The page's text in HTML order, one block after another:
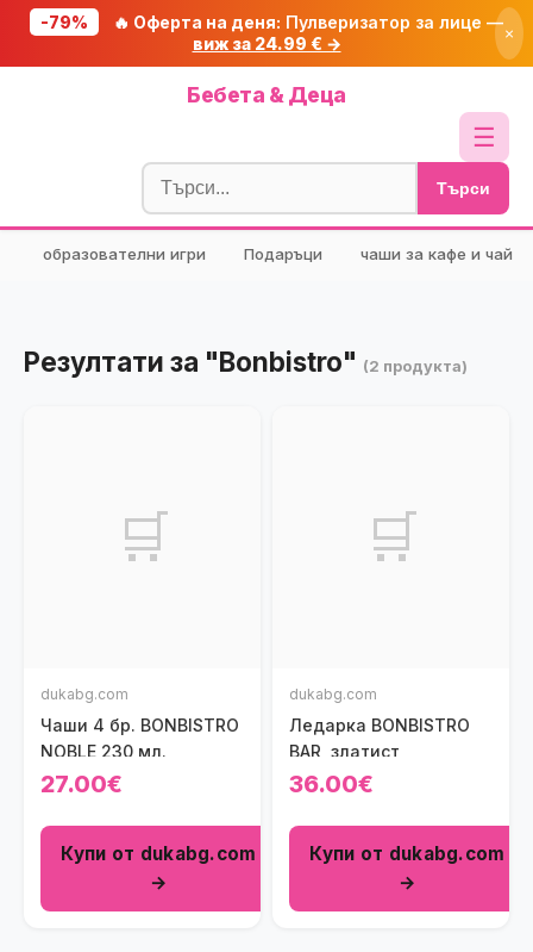
-79% 🔥 Оферта на деня: Пулверизатор за лице —
виж за 24.99 € →
×
Бебета & Деца
☰
Блог
🧮 Калкулатори
🔍 Намери продукт
🎟️ Купони
Търси
образователни игри Подаръци чаши за кафе и чай
Резултати за "Bonbistro" (2 продукта)
🛒
dukabg.com
Чаши 4 бр. BONBISTRO
NOBLE 230 мл.
27.00€
Купи от dukabg.com
→
🛒
dukabg.com
Ледарка BONBISTRO
BAR, златист
36.00€
Купи от dukabg.com
→